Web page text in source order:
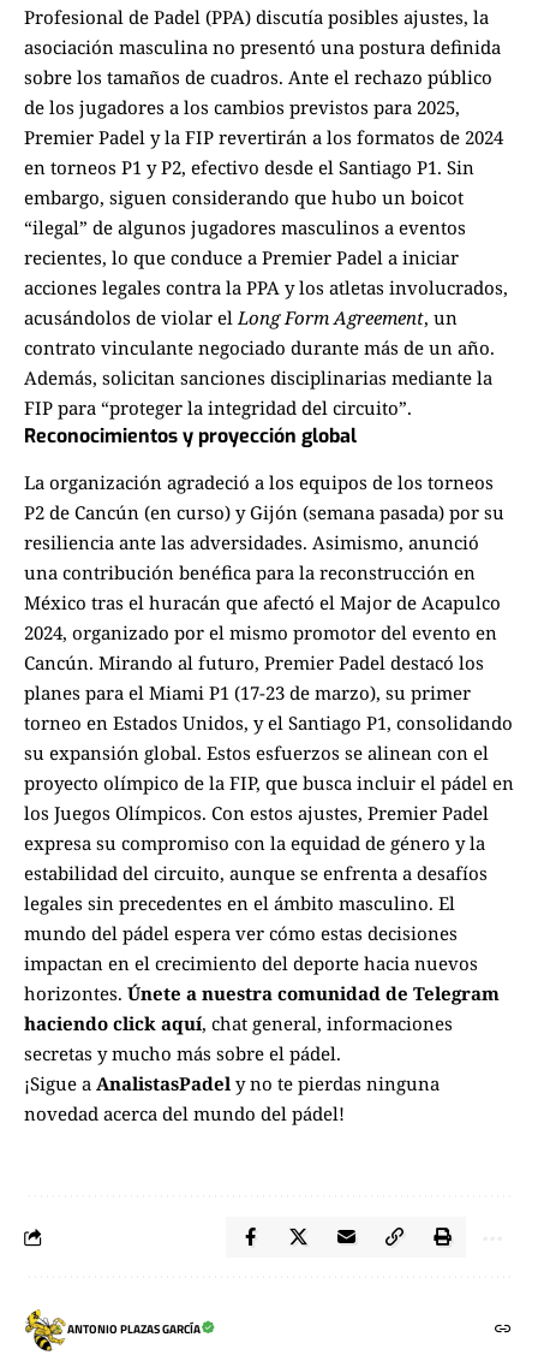
Profesional de Padel (PPA) discutía posibles ajustes, la
asociación masculina no presentó una postura definida
sobre los tamaños de cuadros. Ante el rechazo público
de los jugadores a los cambios previstos para 2025,
Premier Padel y la FIP revertirán a los formatos de 2024
en torneos P1 y P2, efectivo desde el Santiago P1. Sin
embargo, siguen considerando que hubo un boicot
“ilegal” de algunos jugadores masculinos a eventos
recientes, lo que conduce a Premier Padel a iniciar
acciones legales contra la PPA y los atletas involucrados,
acusándolos de violar el Long Form Agreement, un
contrato vinculante negociado durante más de un año.
Además, solicitan sanciones disciplinarias mediante la
FIP para “proteger la integridad del circuito”.
Reconocimientos y proyección global
La organización agradeció a los equipos de los torneos
P2 de Cancún (en curso) y Gijón (semana pasada) por su
resiliencia ante las adversidades. Asimismo, anunció
una contribución benéfica para la reconstrucción en
México tras el huracán que afectó el Major de Acapulco
2024, organizado por el mismo promotor del evento en
Cancún. Mirando al futuro, Premier Padel destacó los
planes para el Miami P1 (17-23 de marzo), su primer
torneo en Estados Unidos, y el Santiago P1, consolidando
su expansión global. Estos esfuerzos se alinean con el
proyecto olímpico de la FIP, que busca incluir el pádel en
los Juegos Olímpicos. Con estos ajustes, Premier Padel
expresa su compromiso con la equidad de género y la
estabilidad del circuito, aunque se enfrenta a desafíos
legales sin precedentes en el ámbito masculino. El
mundo del pádel espera ver cómo estas decisiones
impactan en el crecimiento del deporte hacia nuevos
horizontes. Únete a nuestra comunidad de Telegram
haciendo click aquí, chat general, informaciones
secretas y mucho más sobre el pádel.
¡Sigue a AnalistasPadel y no te pierdas ninguna
novedad acerca del mundo del pádel!
ANTONIO PLAZAS GARCÍA